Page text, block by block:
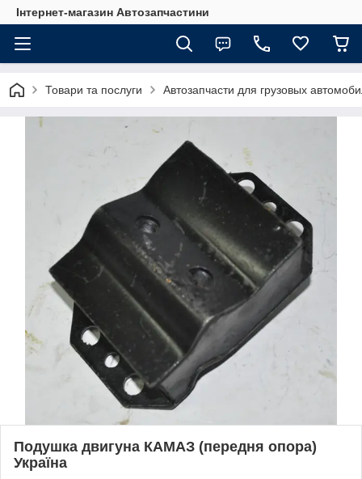
Інтернет-магазин Автозапчастини
Товари та послуги Автозапчасти для грузовых
Подушка двигуна КАМАЗ (передня опора)
Україна